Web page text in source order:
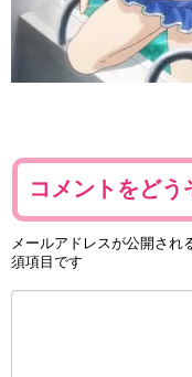
コメントをどう
メールアドレスが公開され
須項目です